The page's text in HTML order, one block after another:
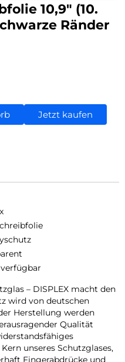
10,9″ (10.
Ränder
Jetzt kaufen
– DISPLEX macht den
wird von deutschen
Herstellung werden
Qualität
unseres Schutzglases,
Fingerabdrücke und